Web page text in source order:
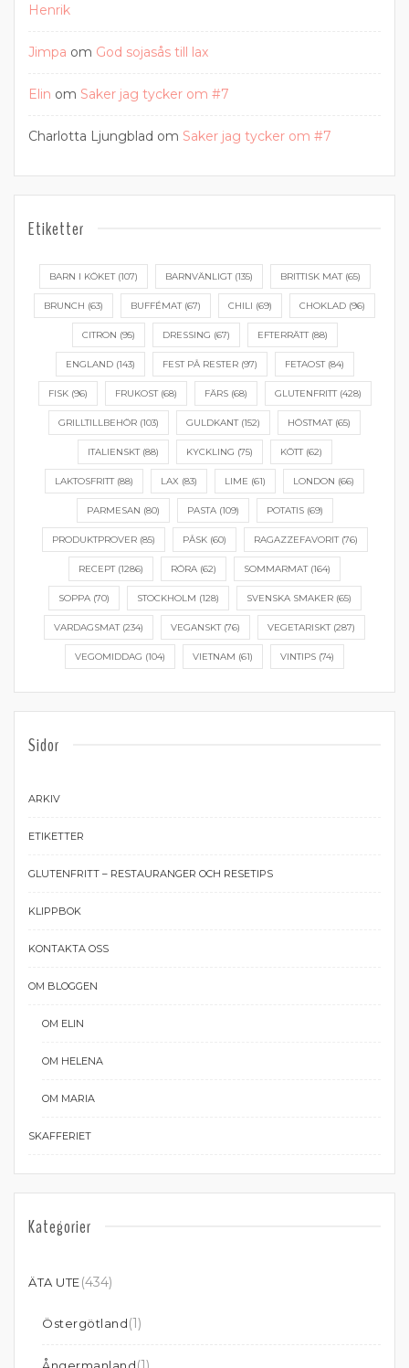
Henrik
Jimpa om God sojasås till lax
Elin om Saker jag tycker om #7
Charlotta Ljungblad om Saker jag tycker om #7
Etiketter
BARN I KÖKET(107) BARNVÄNLIGT(135) BRITTISK MAT(65)
BRUNCH (63) BUFFÉMAT(67) CHILI (69) CHOKLAD (96)
CITRON (95) DRESSING (67) EFTERRÄTT(88)
ENGLAND(143) FEST PÅ RESTER(97) FETAOST(84)
FISK(96) FRUKOST(68) FÄRS(68) GLUTENFRITT(428)
GRILLTILLBEHÖR (103) GULDKANT(152) HÖSTMAT(65)
ITALIENSKT(88) KYCKLING (75) KÖTT(62)
LAKTOSFRITT(88) LAX (83) LIME (61) LONDON (66)
PARMESAN (80) PASTA(109) POTATIS(69)
PRODUKTPROVER(85) PÅSK(60) RAGAZZEFAVORIT(76)
RECEPT(1286) RÖRA (62) SOMMARMAT(164)
SOPPA(70) STOCKHOLM (128) SVENSKA SMAKER(65)
VARDAGSMAT(234) VEGANSKT(76) VEGETARISKT(287)
VEGOMIDDAG (104) VIETNAM (61) VINTIPS (74)
Sidor
ARKIV
ETIKETTER
GLUTENFRITT – RESTAURANGER OCH RESETIPS
KLIPPBOK
KONTAKTA OSS
OM BLOGGEN
OM ELIN
OM HELENA
OM MARIA
SKAFFERIET
Kategorier
ÄTA UTE(434)
Östergötland(1)
Ångermanland